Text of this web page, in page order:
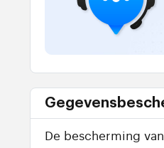
De bescherming